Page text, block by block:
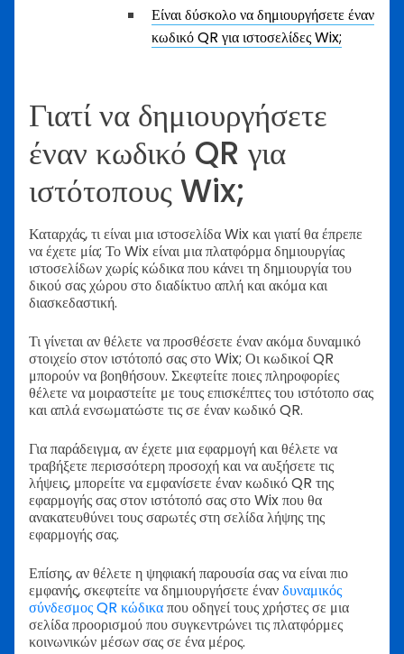
Είναι δύσκολο να δημιουργήσετε έναν
κωδικό QR για ιστοσελίδες Wix;
Γιατί να δημιουργήσετε
έναν κωδικό QR για
ιστότοπους Wix;
Καταρχάς, τι είναι μια ιστοσελίδα Wix και γιατί θα έπρεπε
να έχετε μία; Το Wix είναι μια πλατφόρμα δημιουργίας
ιστοσελίδων χωρίς κώδικα που κάνει τη δημιουργία του
δικού σας χώρου στο διαδίκτυο απλή και ακόμα και
διασκεδαστική.
Τι γίνεται αν θέλετε να προσθέσετε έναν ακόμα δυναμικό
στοιχείο στον ιστότοπό σας στο Wix; Οι κωδικοί QR
μπορούν να βοηθήσουν. Σκεφτείτε ποιες πληροφορίες
θέλετε να μοιραστείτε με τους επισκέπτες του ιστότοπο σας
και απλά ενσωματώστε τις σε έναν κωδικό QR.
Για παράδειγμα, αν έχετε μια εφαρμογή και θέλετε να
τραβήξετε περισσότερη προσοχή και να αυξήσετε τις
λήψεις, μπορείτε να εμφανίσετε έναν κωδικό QR της
εφαρμογής σας στον ιστότοπό σας στο Wix που θα
ανακατευθύνει τους σαρωτές στη σελίδα λήψης της
εφαρμογής σας.
Επίσης, αν θέλετε η ψηφιακή παρουσία σας να είναι πιο
εμφανής, σκεφτείτε να δημιουργήσετε ένανδυναμικός
σύνδεσμος QR κώδικαπου οδηγεί τους χρήστες σε μια
σελίδα προορισμού που συγκεντρώνει τις πλατφόρμες
κοινωνικών μέσων σας σε ένα μέρος.